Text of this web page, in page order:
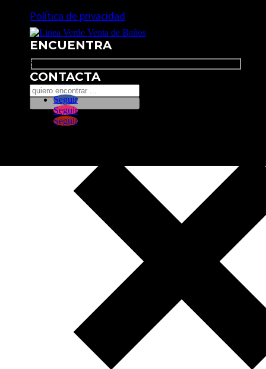
Política de privacidad
ENCUENTRA
Search
CONTACTA
Seguir
Seguir
Seguir